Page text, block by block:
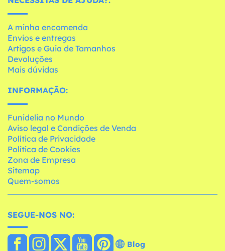
A minha encomenda
Envios e entregas
Artigos e Guia de Tamanhos
Devoluções
Mais dúvidas
INFORMAÇÃO:
Funidelia no Mundo
Aviso legal e Condições de Venda
Política de Privacidade
Política de Cookies
Zona de Empresa
Sitemap
Quem-somos
SEGUE-NOS NO:
Blog